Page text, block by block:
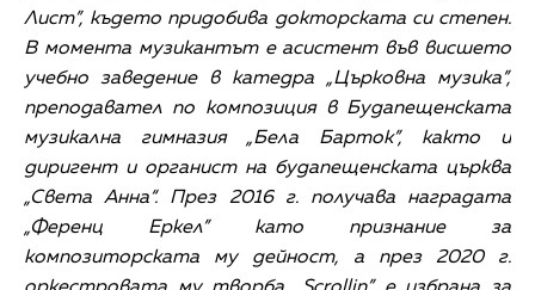
Лист”, където придобива докторската си степен.
В момента музикантът е асистент във висшето
учебно заведение в катедра „Църковна музика”,
преподавател по композиция в Будапещенската
музикална гимназия „Бела Барток”, както и
диригент и органист на будапещенската църква
„Света Анна“. През 2016 г. получава наградата
„Ференц Еркел” като признание за
композиторската му дейност, а през 2020 г.